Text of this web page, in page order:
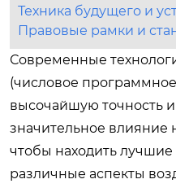
Техника будущего и
Правовые рамки и
Современные
(числовое
высочайшую точность
значительное влияние
чтобы находить
различные аспекты